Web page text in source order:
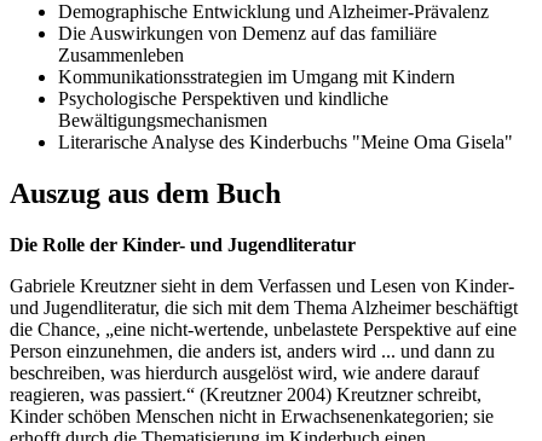
Demographische Entwicklung und Alzheimer-Prävalenz
Die Auswirkungen von Demenz auf das familiäre
Zusammenleben
Kommunikationsstrategien im Umgang mit Kindern
Psychologische Perspektiven und kindliche
Bewältigungsmechanismen
Literarische Analyse des Kinderbuchs "Meine Oma Gisela"
Auszug aus dem Buch
Die Rolle der Kinder- und Jugendliteratur
Gabriele Kreutzner sieht in dem Verfassen und Lesen von Kinder-
und Jugendliteratur, die sich mit dem Thema Alzheimer beschäftigt
die Chance, „eine nicht-wertende, unbelastete Perspektive auf eine
Person einzunehmen, die anders ist, anders wird ... und dann zu
beschreiben, was hierdurch ausgelöst wird, wie andere darauf
reagieren, was passiert.“ (Kreutzner 2004) Kreutzner schreibt,
Kinder schöben Menschen nicht in Erwachsenenkategorien; sie